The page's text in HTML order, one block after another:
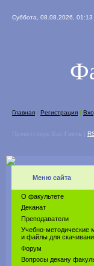
Суббота, 08.08.2026, 01:13
Главная | Регистрация |
Меню сайта
О факультете
Деканат
Преподаватели
Учебно-методические
и файлы для
Форум
Вопросы декану